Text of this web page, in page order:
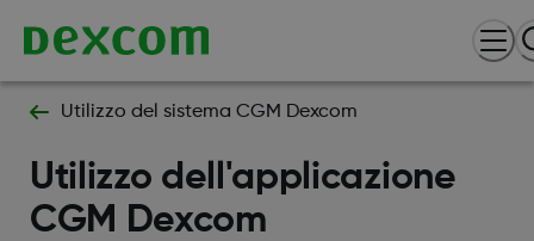
Utilizzo del sistema CGM Dexcom
Utilizzo dell'applicazione
CGM Dexcom